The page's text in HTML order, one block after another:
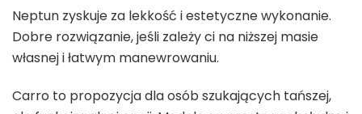
Neptun zyskuje za lekkość i estetyczne wykonanie.
Dobre rozwiązanie, jeśli zależy ci na niższej masie
własnej i łatwym manewrowaniu.
Carro to propozycja dla osób szukających tańszej,